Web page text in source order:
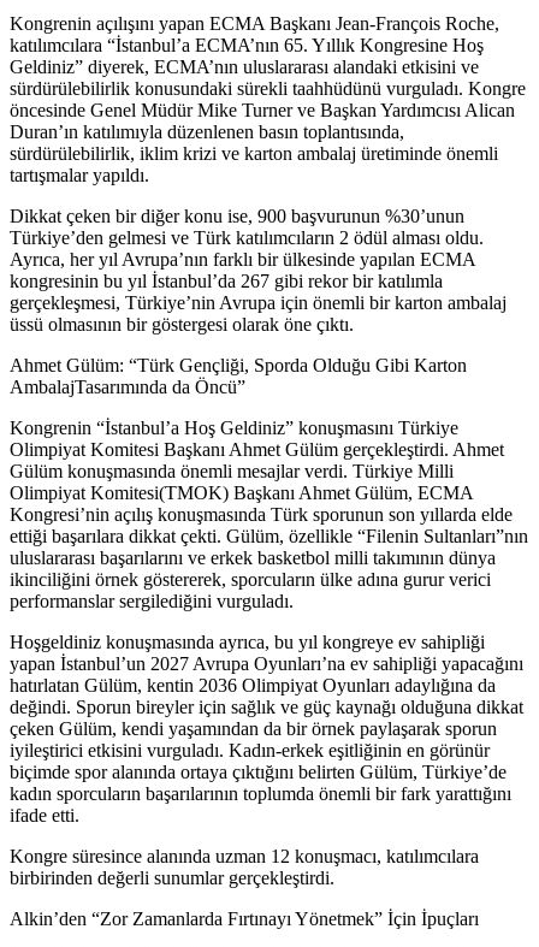
Kongrenin açılışını yapan ECMA Başkanı Jean-François Roche,
katılımcılara “İstanbul’a ECMA’nın 65. Yıllık Kongresine Hoş
Geldiniz” diyerek, ECMA’nın uluslararası alandaki etkisini ve
sürdürülebilirlik konusundaki sürekli taahhüdünü vurguladı. Kongre
öncesinde Genel Müdür Mike Turner ve Başkan Yardımcısı Alican
Duran’ın katılımıyla düzenlenen basın toplantısında,
sürdürülebilirlik, iklim krizi ve karton ambalaj üretiminde önemli
tartışmalar yapıldı.
Dikkat çeken bir diğer konu ise, 900 başvurunun %30’unun
Türkiye’den gelmesi ve Türk katılımcıların 2 ödül alması oldu.
Ayrıca, her yıl Avrupa’nın farklı bir ülkesinde yapılan ECMA
kongresinin bu yıl İstanbul’da 267 gibi rekor bir katılımla
gerçekleşmesi, Türkiye’nin Avrupa için önemli bir karton ambalaj
üssü olmasının bir göstergesi olarak öne çıktı.
Ahmet Gülüm: “Türk Gençliği, Sporda Olduğu Gibi Karton
AmbalajTasarımında da Öncü”
Kongrenin “İstanbul’a Hoş Geldiniz” konuşmasını Türkiye
Olimpiyat Komitesi Başkanı Ahmet Gülüm gerçekleştirdi. Ahmet
Gülüm konuşmasında önemli mesajlar verdi. Türkiye Milli
Olimpiyat Komitesi(TMOK) Başkanı Ahmet Gülüm, ECMA
Kongresi’nin açılış konuşmasında Türk sporunun son yıllarda elde
ettiği başarılara dikkat çekti. Gülüm, özellikle “Filenin Sultanları”nın
uluslararası başarılarını ve erkek basketbol milli takımının dünya
ikinciliğini örnek göstererek, sporcuların ülke adına gurur verici
performanslar sergilediğini vurguladı.
Hoşgeldiniz konuşmasında ayrıca, bu yıl kongreye ev sahipliği
yapan İstanbul’un 2027 Avrupa Oyunları’na ev sahipliği yapacağını
hatırlatan Gülüm, kentin 2036 Olimpiyat Oyunları adaylığına da
değindi. Sporun bireyler için sağlık ve güç kaynağı olduğuna dikkat
çeken Gülüm, kendi yaşamından da bir örnek paylaşarak sporun
iyileştirici etkisini vurguladı. Kadın-erkek eşitliğinin en görünür
biçimde spor alanında ortaya çıktığını belirten Gülüm, Türkiye’de
kadın sporcuların başarılarının toplumda önemli bir fark yarattığını
ifade etti.
Kongre süresince alanında uzman 12 konuşmacı, katılımcılara
birbirinden değerli sunumlar gerçekleştirdi.
Alkin’den “Zor Zamanlarda Fırtınayı Yönetmek” İçin İpuçları